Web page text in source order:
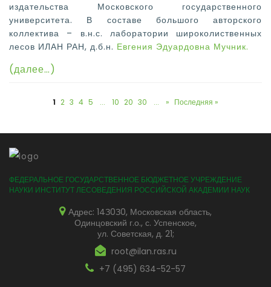
издательства Московского государственного
университета. В составе большого авторского
коллектива – в.н.с. лаборатории широколиственных
лесов ИЛАН РАН, д.б.н. Евгения Эдуардовна Мучник.
(далее…)
1 2 3 4 5 ... 10 20 30 ... » Последняя »
ФЕДЕРАЛЬНОЕ ГОСУДАРСТВЕННОЕ БЮДЖЕТНОЕ УЧРЕЖДЕНИЕ
НАУКИ ИНСТИТУТ ЛЕСОВЕДЕНИЯ РОССИЙСКОЙ АКАДЕМИИ НАУК
Адрес: 14З0З0, Московская область,
Одинцовский г.о., с. Успенское,
ул. Советская, д. 21;
root@ilan.ras.ru
+7 (495) 634-52-57